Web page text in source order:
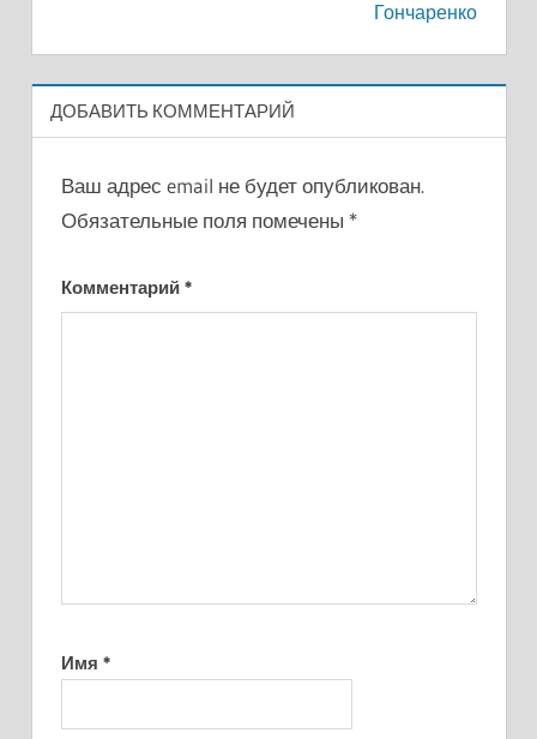
Гончаренко
ДОБАВИТЬ КОММЕНТАРИЙ
Ваш адрес email не будет опубликован.
Обязательные поля помечены *
Комментарий *
Имя *